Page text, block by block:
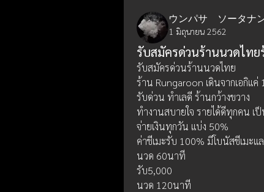
ウンパサ ソータナ
1 มิถุนายน 2562
รับสมัครด่วนร้านนวดไทย
รับสมัครด่วนร้านนวดไทย
ร้าน Rungaroon เดินจากเอกิแค่
รับด่วน ทำเลดี ร้านกว้างขวาง
ทำงานสบายใจ รายได้ดีทุกคน เป็
จ่ายเงินทุกวัน แบ่ง 50%
ค่าชีเมะรับ 100% มีโบนัสชีเมะแ
นวด 60นาที
รับ5,000
นวด 120นาที